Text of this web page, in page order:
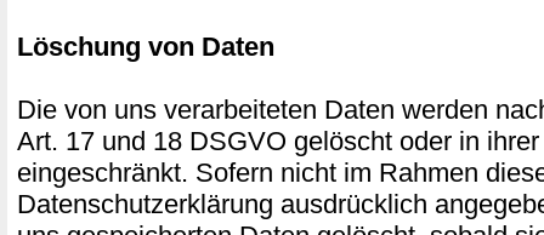
Löschung von Daten
Die von uns verarbeiteten Daten werden
Art. 17 und 18 DSGVO gelöscht oder in
eingeschränkt. Sofern nicht im Rahmen
Datenschutzerklärung ausdrücklich